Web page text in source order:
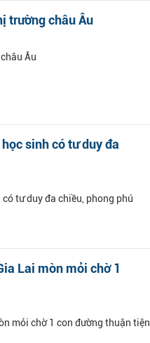
trường châu Âu
Âu
sinh có tư duy đa
tư duy đa chiều, phong phú
Lai mòn mỏi chờ 1
mỏi chờ 1 con đường thuận tiện